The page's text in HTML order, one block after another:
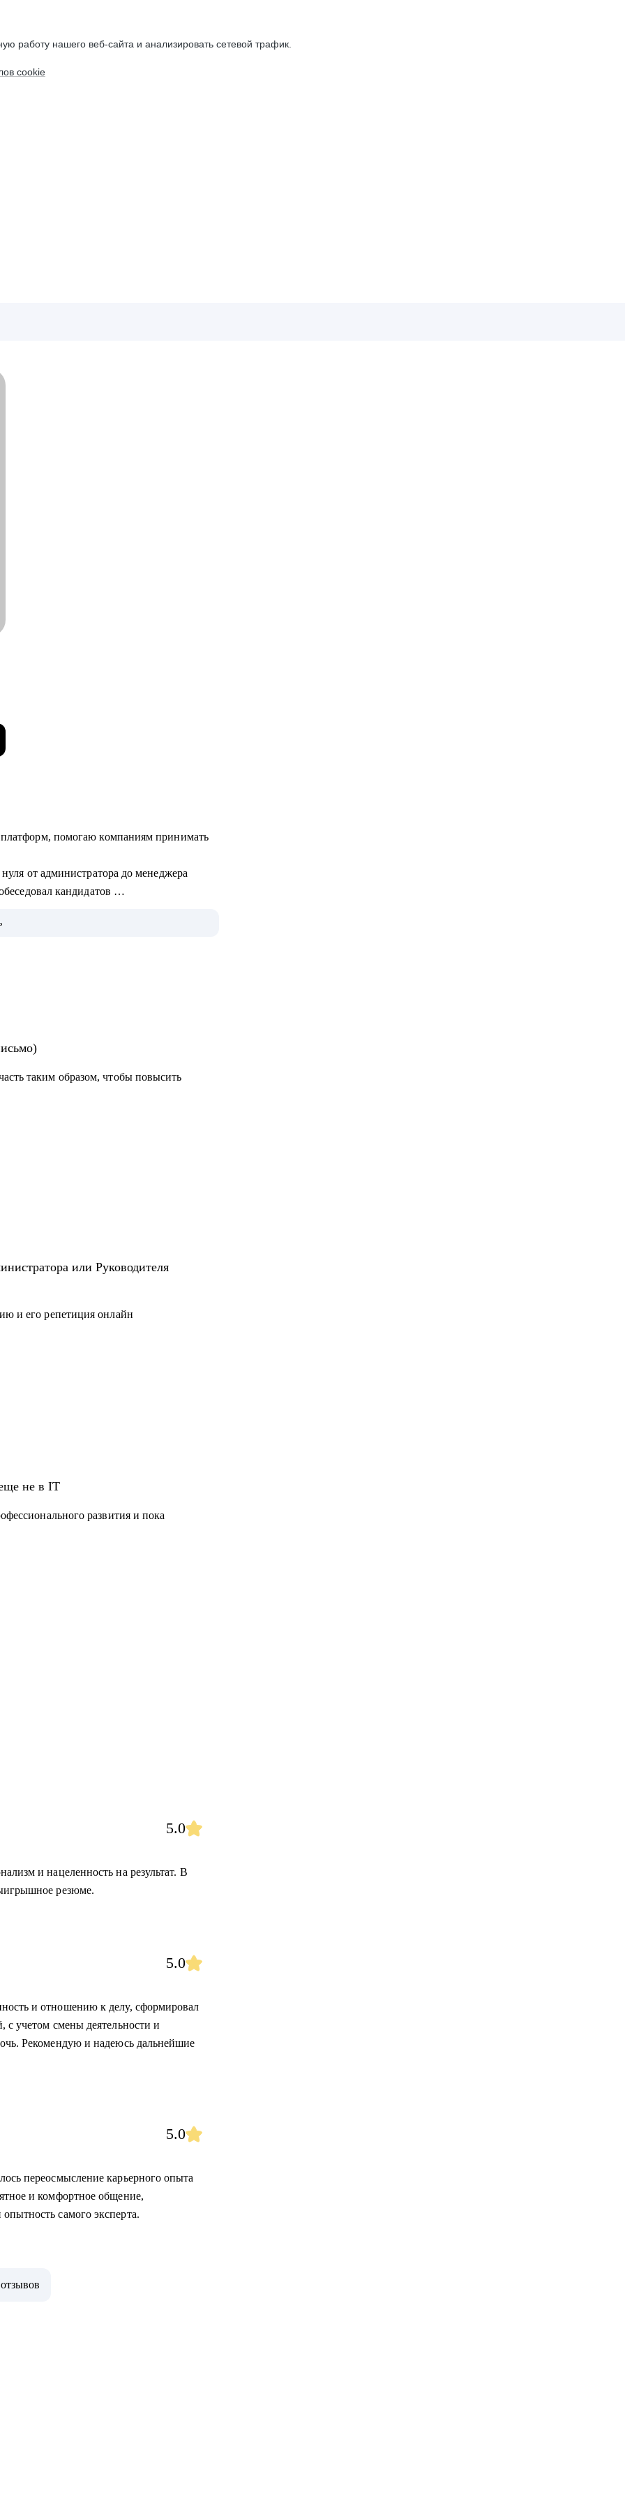
работу нашего веб-сайта и анализировать сетевой трафик.
cookie
платформ, помогаю компаниям принимать
от администратора до менеджера
кандидатов
таким образом, чтобы повысить
или Руководителя
и его репетиция онлайн
не в IT
развития и пока
5.0
и нацеленность на результат. В
резюме.
5.0
и отношению к делу, сформировал
учетом смены деятельности и
Рекомендую и надеюсь дальнейшие
5.0
переосмысление карьерного опыта
и комфортное общение,
самого эксперта.